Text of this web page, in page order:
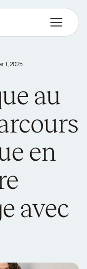
1, 2025
au
en
avec